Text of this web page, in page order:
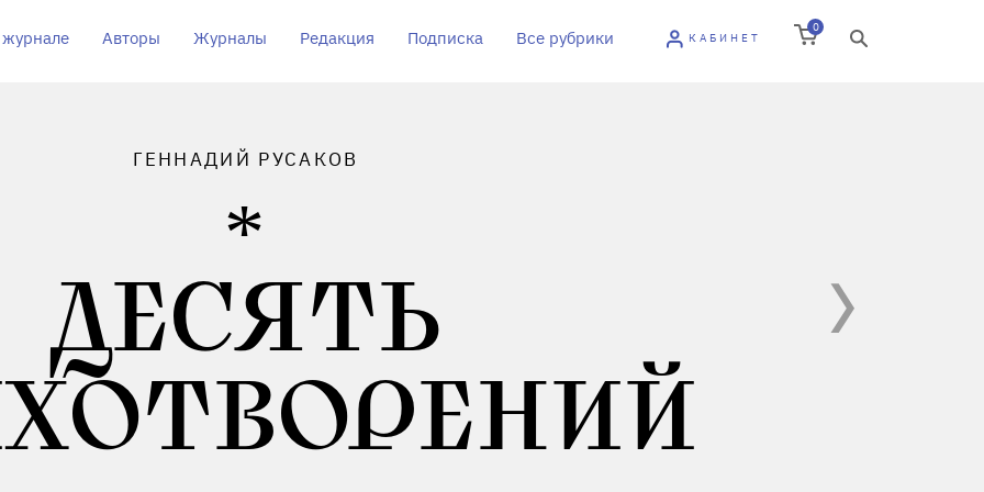
Авторы Журналы Редакция Подписка Все рубрики КАБИНЕТ
0
ГЕННАДИЙ РУСАКОВ
ДЕСЯТЬ